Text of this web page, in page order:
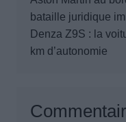
bataille juridique
Denza Z9S : la
km d’autonomie